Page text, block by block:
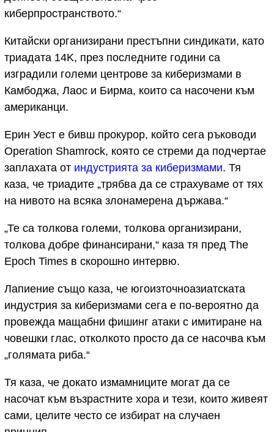
киберпространството.“
Китайски организирани престъпни синдикати, като
триадата 14K, през последните години са
изградили големи центрове за киберизмами в
Камбоджа, Лаос и Бирма, които са насочени към
американци.
Ерин Уест е бивш прокурор, който сега ръководи
Operation Shamrock, която се стреми да подчертае
заплахата от индустрията за киберизмами. Тя
каза, че триадите „трябва да се страхуваме от тях
на нивото на всяка злонамерена държава.“
„Те са толкова големи, толкова организирани,
толкова добре финансирани,“ каза тя пред The
Epoch Times в скорошно интервю.
Лапиение също каза, че югоизточноазиатската
индустрия за киберизмами сега е по-вероятно да
провежда мащабни фишинг атаки с имитиране на
човешки глас, отколкото просто да се насочва към
„голямата риба.“
Тя каза, че докато измамниците могат да се
насочат към възрастните хора и тези, които живеят
сами, целите често се избират на случаен